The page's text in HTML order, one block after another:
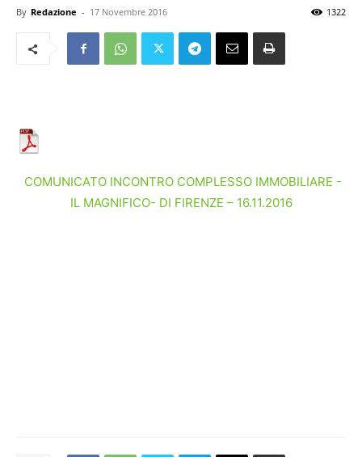
By Redazione - 17 Novembre 2016 1322
COMUNICATO INCONTRO COMPLESSO IMMOBILIARE -
IL MAGNIFICO- DI FIRENZE – 16.11.2016